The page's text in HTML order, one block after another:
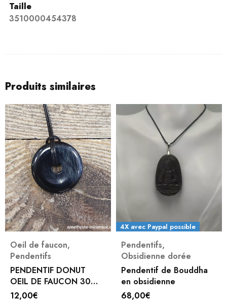
Taille
3510000454378
Produits similaires
Oeil de faucon,
Pendentifs
PENDENTIF DONUT
OEIL DE FAUCON 30
MM
12,00€
4X avec Paypal possible
Pendentifs,
Obsidienne dorée
Pendentif de Bouddha
en obsidienne
68,00€